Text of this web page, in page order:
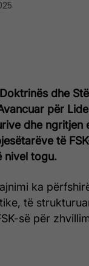
dhe
për
dhe ngritjen
të
nivel togu.
ka
të
së për